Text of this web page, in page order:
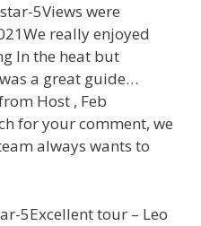
5Views were
really enjoyed
In the heat but
a great guide…
Host , Feb
for your comment, we
always wants to
5Excellent tour – Leo